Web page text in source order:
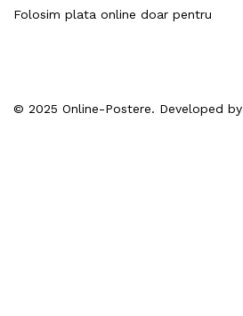
© 2025 Online-Postere. Developed by
Folosim plata online doar pentru